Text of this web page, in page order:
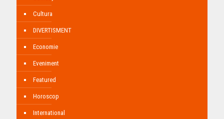
Cultura
DIVERTISMENT
Economie
Eveniment
Featured
Horoscop
International